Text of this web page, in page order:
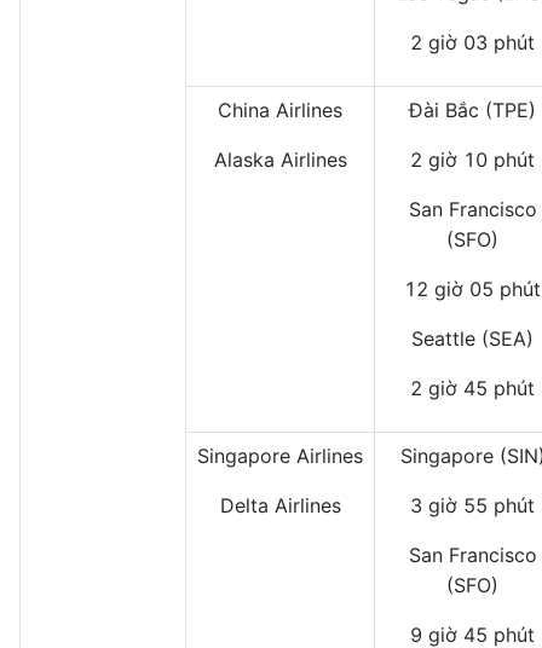
2 giờ 03 phút
China Airlines
Alaska Airlines
Đài Bắc (TPE)
2 giờ 10 phút
San Francisco
(SFO)
12 giờ 05 phút
Seattle (SEA)
2 giờ 45 phút
Singapore Airlines
Delta Airlines
Singapore
3 giờ 55 phút
San Francisco
(SFO)
9 giờ 45 phút